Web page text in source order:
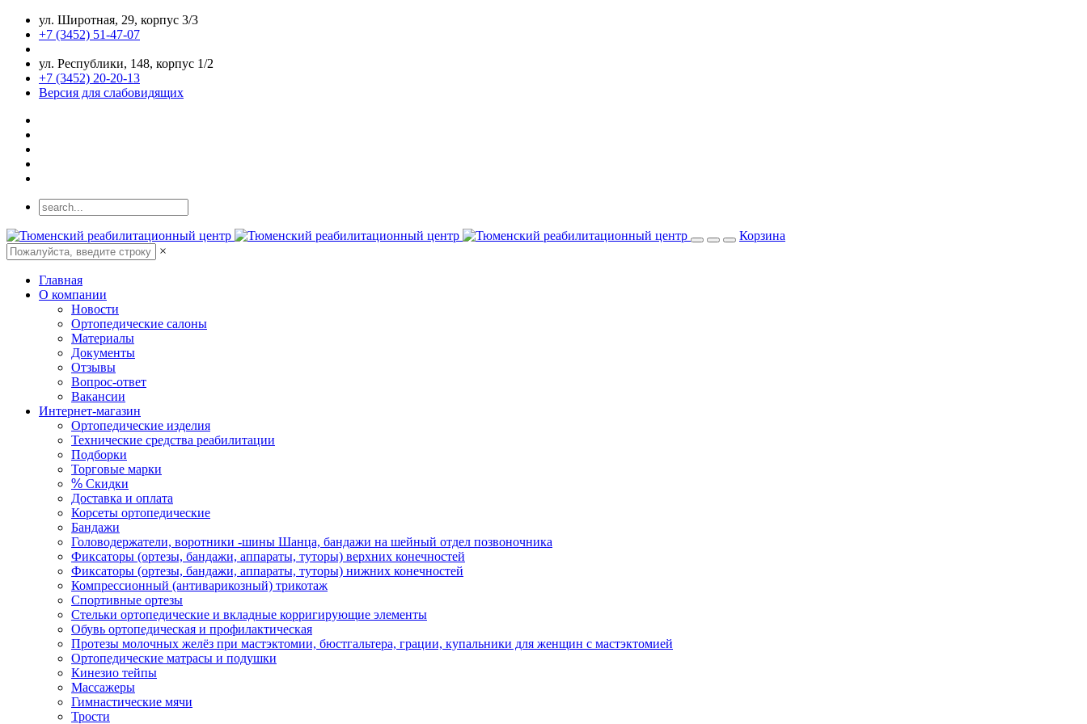
ул. Широтная, 29, корпус 3/3
+7 (3452) 51-47-07
ул. Республики, 148, корпус 1/2
+7 (3452) 20-20-13
Версия для слабовидящих
Корзина
×
Главная
О компании
Новости
Ортопедические салоны
Материалы
Документы
Отзывы
Вопрос-ответ
Вакансии
Интернет-магазин
Ортопедические изделия
Технические средства реабилитации
Подборки
Торговые марки
% Скидки
Доставка и оплата
Корсеты ортопедические
Бандажи
Головодержатели, воротники -шины Шанца, бандажи на шейный отдел позвоночника
Фиксаторы (ортезы, бандажи, аппараты, туторы) верхних конечностей
Фиксаторы (ортезы, бандажи, аппараты, туторы) нижних конечностей
Компрессионный (антиварикозный) трикотаж
Спортивные ортезы
Стельки ортопедические и вкладные корригирующие элементы
Обувь ортопедическая и профилактическая
Протезы молочных желёз при мастэктомии, бюстгальтера, грации, купальники для женщин с мастэктомией
Ортопедические матрасы и подушки
Кинезио тейпы
Массажеры
Гимнастические мячи
Трости